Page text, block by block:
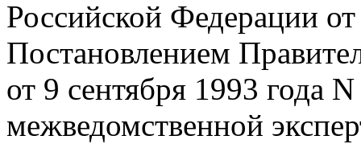
Российской Федерации
Постановлением
от 9 сентября 1993 года
межведомственной